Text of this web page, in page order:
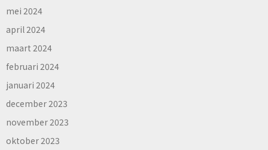
mei 2024
april 2024
maart 2024
februari 2024
januari 2024
december 2023
november 2023
oktober 2023